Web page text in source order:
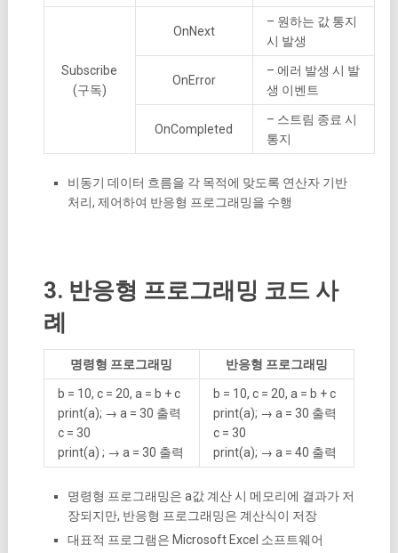
Subscribe
(구독)
OnNext
– 원하는 값 통지
시 발생
OnError
– 에러 발생 시 발
생 이벤트
OnCompleted
– 스트림 종료 시
통지
비동기 데이터 흐름을 각 목적에 맞도록 연산자 기반
처리, 제어하여 반응형 프로그래밍을 수행
3. 반응형 프로그래밍 코드 사
례
명령형 프로그래밍 반응형 프로그래밍
b = 10, c = 20, a = b + c
print(a); → a = 30 출력
c = 30
print(a) ; → a = 30 출력
b = 10, c = 20, a = b + c
print(a); → a = 30 출력
c = 30
print(a); → a = 40 출력
명령형 프로그래밍은 a값 계산 시 메모리에 결과가 저
장되지만, 반응형 프로그래밍은 계산식이 저장
대표적 프로그램은 Microsoft Excel 소프트웨어